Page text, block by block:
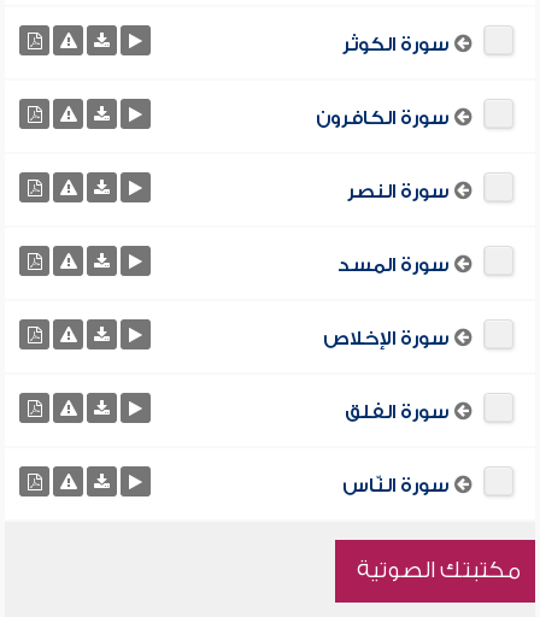
سورة الكوثر
سورة الكافرون
سورة النصر
سورة المسد
سورة الإخلاص
سورة الفلق
سورة النّاس
مكتبتك الصوتية